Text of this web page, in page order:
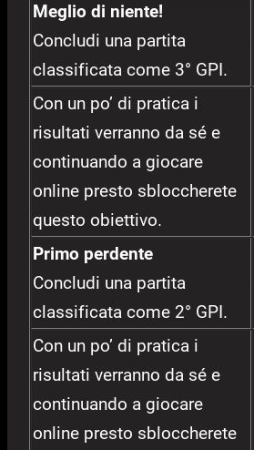
Meglio di niente!
Concludi una partita
classificata come 3° GPI.
Con un po’ di pratica i
risultati verranno da sé e
continuando a giocare
online presto sbloccherete
questo obiettivo.
Primo perdente
Concludi una partita
classificata come 2° GPI.
Con un po’ di pratica i
risultati verranno da sé e
continuando a giocare
online presto sbloccherete